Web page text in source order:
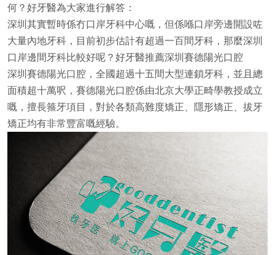
何？好牙醫為大家進行解答：
深圳其實暫時係冇口岸牙科中心嘅，但係喺口岸旁邊開設咗
大量內地牙科，目前初步估計有超過一百間牙科，那麼深圳
口岸邊間牙科比較好呢？好牙醫推薦深圳賽德陽光口腔
深圳賽德陽光口腔，全國超過十五間大型連鎖牙科，並且總
面積超十萬呎，賽德陽光口腔係由北京大學正畸學教授成立
嘅，擅長箍牙項目，對於各類高難度矯正、隱形矯正、拔牙
矯正均有非常豐富嘅經驗。